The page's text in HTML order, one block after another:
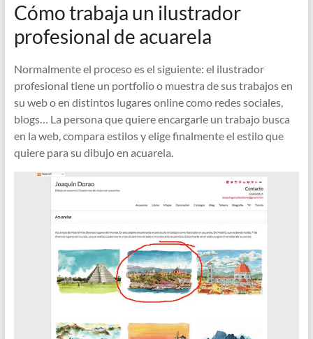
Cómo trabaja un ilustrador
profesional de acuarela
Normalmente el proceso es el siguiente: el ilustrador
profesional tiene un portfolio o muestra de sus trabajos en
su web o en distintos lugares online como redes sociales,
blogs… La persona que quiere encargarle un trabajo busca
en la web, compara estilos y elige finalmente el estilo que
quiere para su dibujo en acuarela.